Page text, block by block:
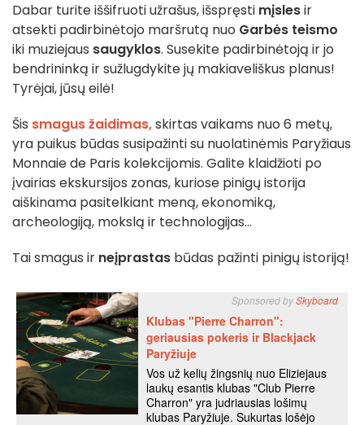
Dabar turite iššifruoti užrašus, išspręsti mįslesir
atsekti padirbinėtojo maršrutą nuo Garbės teismo
iki muziejaus saugyklos. Susekite padirbinėtoją ir jo
bendrininką ir sužlugdykite jų makiaveliškus planus!
Tyrėjai, jūsų eilė!
Šis smagus žaidimas,skirtas vaikams nuo 6 metų,
yra puikus būdas susipažinti su nuolatinėmis Paryžiaus
Monnaie de Paris kolekcijomis. Galite klaidžioti po
įvairias ekskursijos zonas, kuriose pinigų istorija
aiškinama pasitelkiant meną, ekonomiką,
archeologiją, mokslą ir technologijas...
Tai smagus ir neįprastas būdas pažinti pinigų istoriją!